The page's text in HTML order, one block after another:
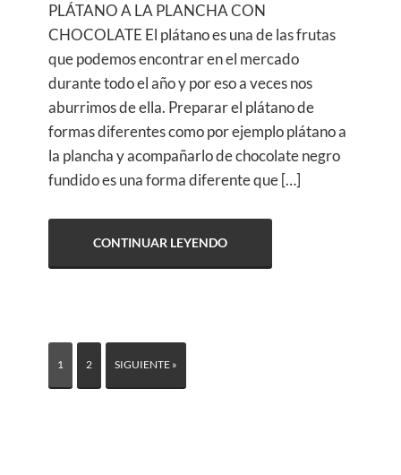
PLÁTANO A LA PLANCHA CON
CHOCOLATE El plátano es una de las frutas
que podemos encontrar en el mercado
durante todo el año y por eso a veces nos
aburrimos de ella. Preparar el plátano de
formas diferentes como por ejemplo plátano a
la plancha y acompañarlo de chocolate negro
fundido es una forma diferente que […]
CONTINUAR LEYENDO
1 2 SIGUIENTE »